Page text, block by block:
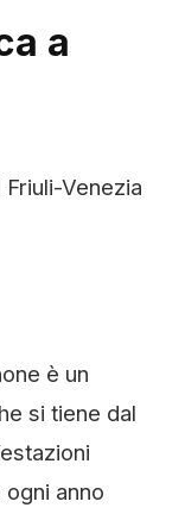
a
Venezia
è un
si tiene dal
ogni anno